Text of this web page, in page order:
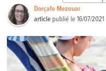
Dorçafe Mezouar
article publié le16/07/2021